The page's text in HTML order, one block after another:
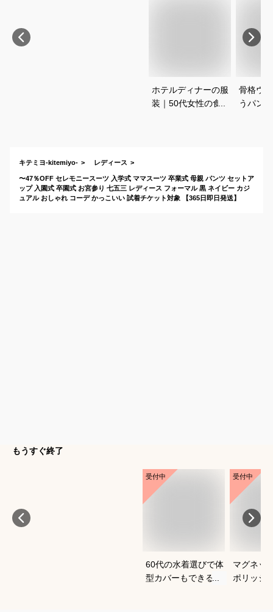
ホテルディナーの服
装｜50代女性の食事
骨格ウ
うパン
キテミヨ-kitemiyo- レディース
〜47％OFF セレモニースーツ 入学式 ママスーツ 卒業式 母親 パンツ セットア
ップ 入園式 卒園式 お宮参り 七五三 レディース フォーマル 黒 ネイビー カジ
ュアル おしゃれ コーデ かっこいい 試着チケット対象 【365日即日発送】
もうすぐ終了
受付中
60代の水着選びで体
型カバーもできるお
受付中
マグネッ
ポリッシ